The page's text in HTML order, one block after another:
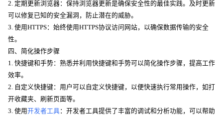
2. 定期更新浏览器：保持浏览器更新是确保安全性的最佳实践。及时更新
可以修复已知的安全漏洞，防止潜在的威胁。
3. 使用HTTPS：始终使用HTTPS协议访问网站，以确保数据传输的安全
性。
四、简化操作步骤
1. 快捷键和手势：熟悉并利用快捷键和手势可以简化操作步骤，提高工作
效率。
2. 自定义快捷键：用户可以自定义快捷键，以便快速执行常用操作，如打
开收藏夹、刷新页面等。
3. 使用开发者工具：开发者工具提供了丰富的调试和分析功能，可以帮助